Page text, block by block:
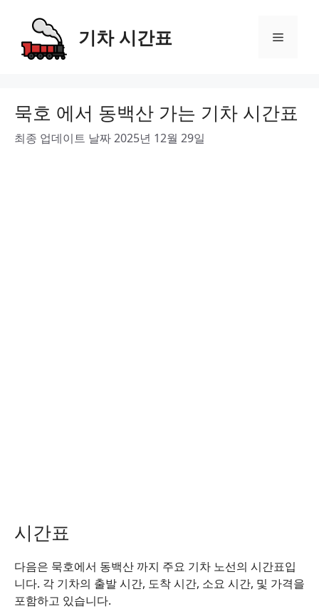
content
기차 시간표 Menu
묵호 에서 동백산 가는 기차 시간표
최종 업데이트 날짜 2025년 12월 29일
시간표
다음은 묵호에서 동백산 까지 주요 기차 노선의 시간표입
니다. 각 기차의 출발 시간, 도착 시간, 소요 시간, 및 가격을
포함하고 있습니다.